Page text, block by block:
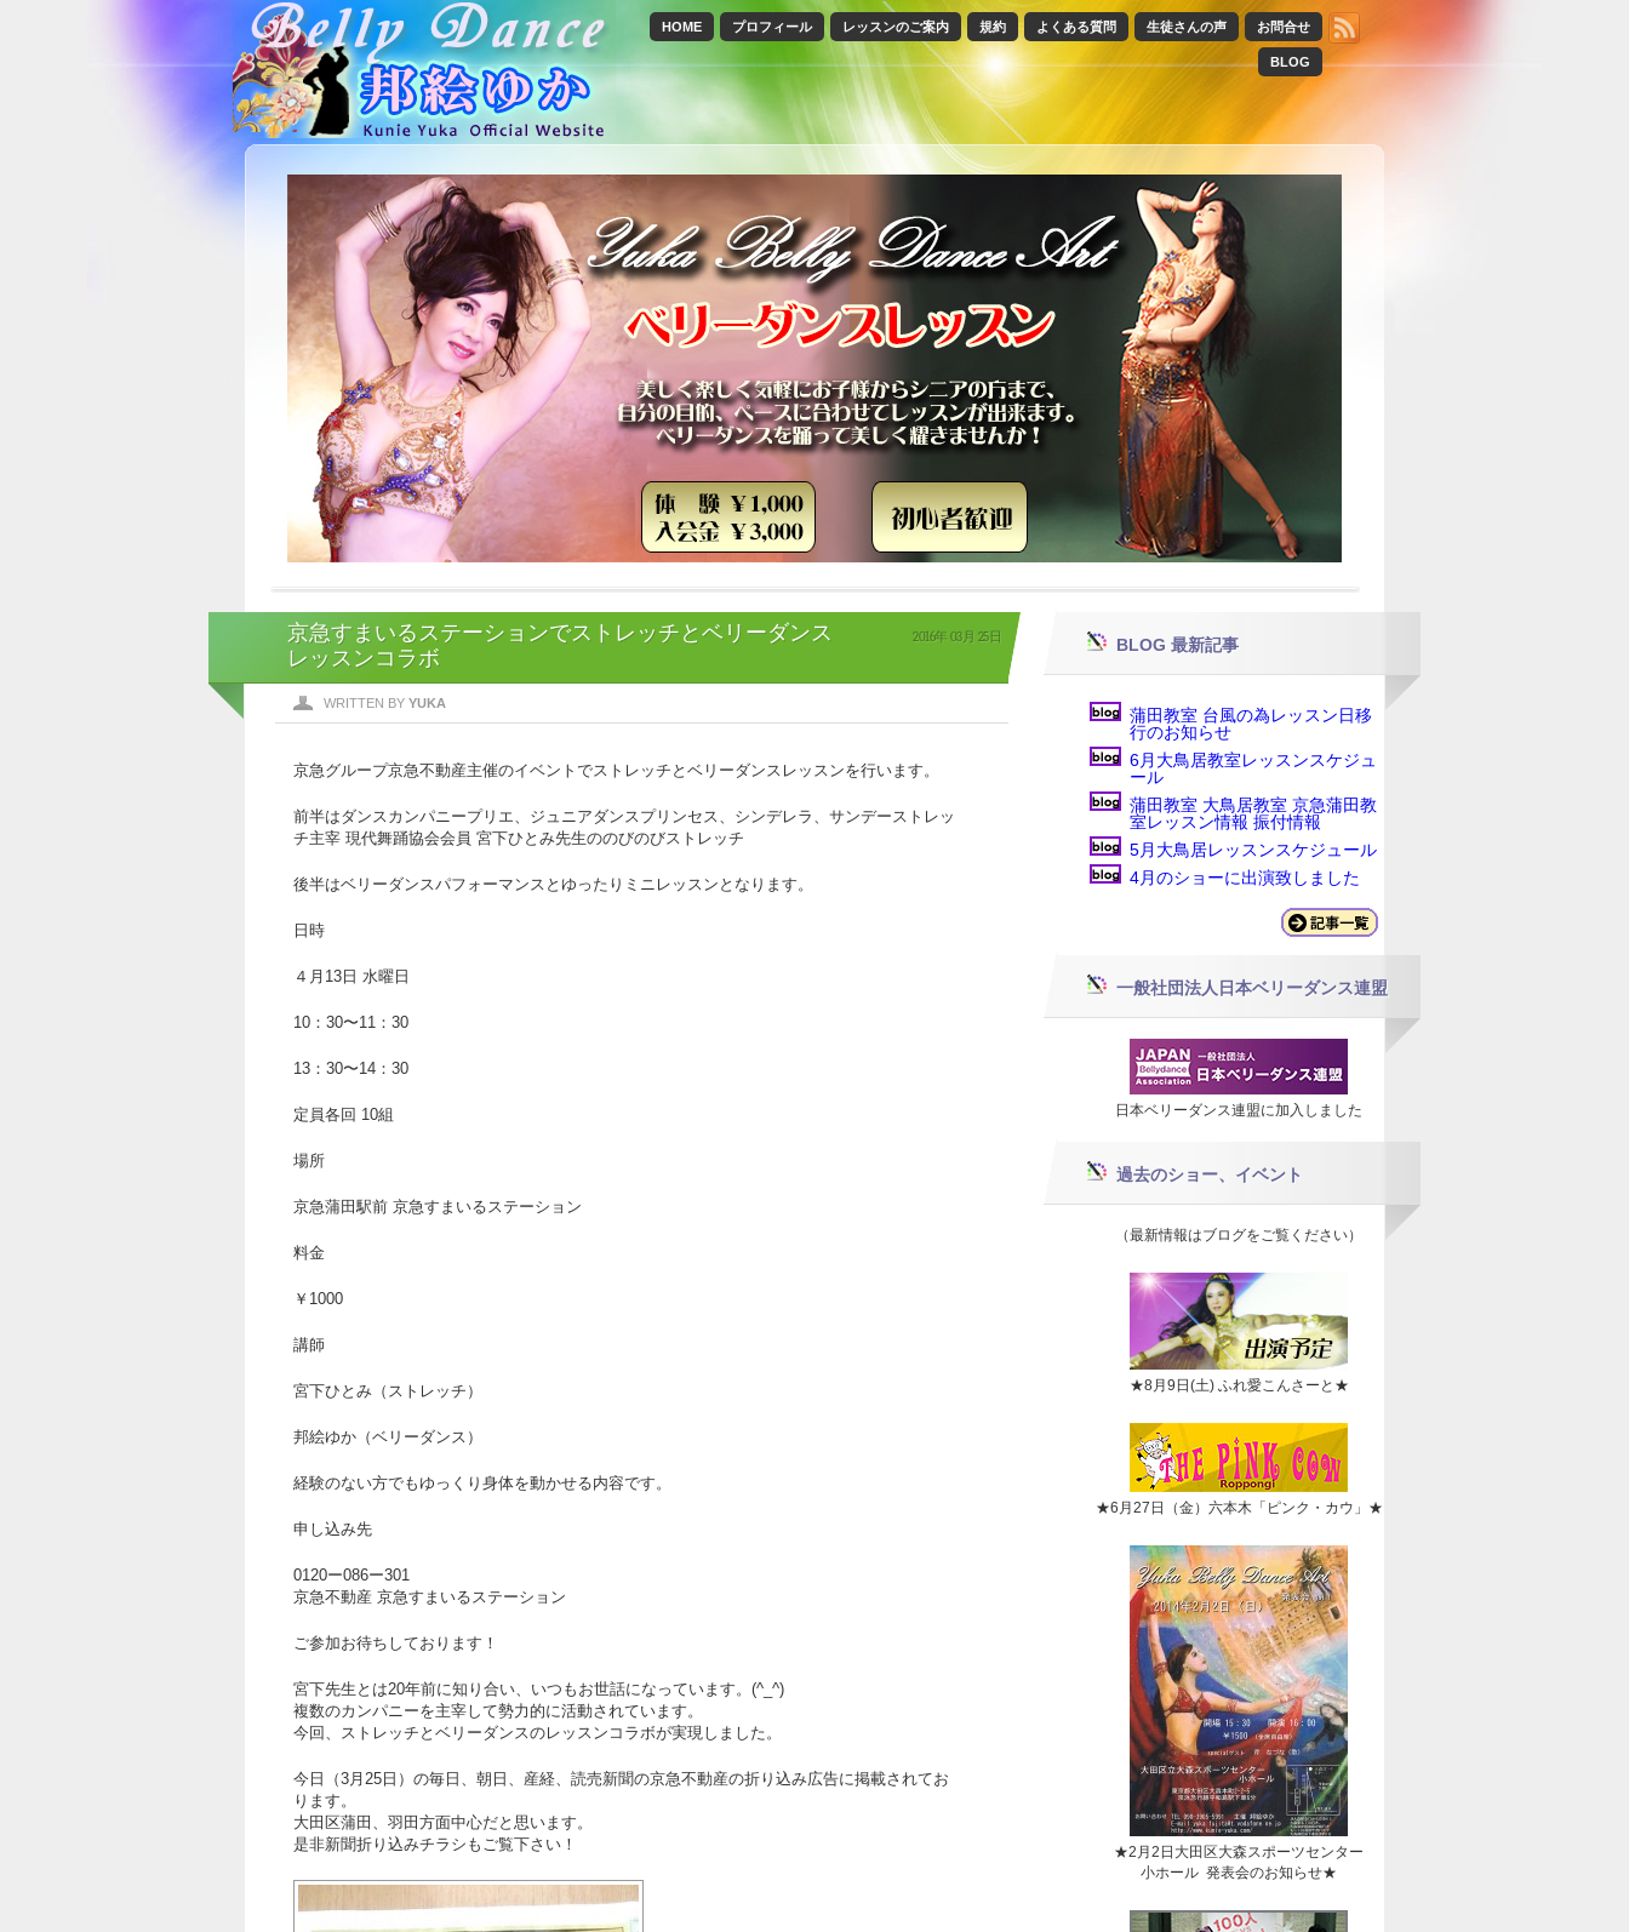
お問合せ
生徒さんの声
よくある質問
規約
レッスンのご案内
プロフィール
HOME
BLOG
京急すまいるステーションでストレッチとベリーダンス
レッスンコラボ
2016年 03月 25日
WRITTEN BY YUKA
京急グループ京急不動産主催のイベントでストレッチとベリーダンスレッスンを行います。
前半はダンスカンパニープリエ、ジュニアダンスプリンセス、シンデレラ、サンデーストレッ
チ主宰 現代舞踊協会会員 宮下ひとみ先生ののびのびストレッチ
後半はベリーダンスパフォーマンスとゆったりミニレッスンとなります。
日時
４月13日 水曜日
10：30〜11：30
13：30〜14：30
定員各回 10組
場所
京急蒲田駅前 京急すまいるステーション
料金
￥1000
講師
宮下ひとみ（ストレッチ）
邦絵ゆか（ベリーダンス）
経験のない方でもゆっくり身体を動かせる内容です。
申し込み先
0120ー086ー301
京急不動産 京急すまいるステーション
ご参加お待ちしております！
宮下先生とは20年前に知り合い、いつもお世話になっています。(^_^)
複数のカンパニーを主宰して勢力的に活動されています。
今回、ストレッチとベリーダンスのレッスンコラボが実現しました。
今日（3月25日）の毎日、朝日、産経、読売新聞の京急不動産の折り込み広告に掲載されてお
ります。
大田区蒲田、羽田方面中心だと思います。
是非新聞折り込みチラシもご覧下さい！
BLOG 最新記事
蒲田教室 台風の為レッスン日移
行のお知らせ
6月大鳥居教室レッスンスケジュ
ール
蒲田教室 大鳥居教室 京急蒲田教
室レッスン情報 振付情報
5月大鳥居レッスンスケジュール
4月のショーに出演致しました
一般社団法人日本ベリーダンス連盟
日本ベリーダンス連盟に加入しました
過去のショー、イベント
（最新情報はブログをご覧ください）
★8月9日(土) ふれ愛こんさーと★
★6月27日（金）六本木「ピンク・カウ」★
★2月2日大田区大森スポーツセンター
小ホール 発表会のお知らせ★